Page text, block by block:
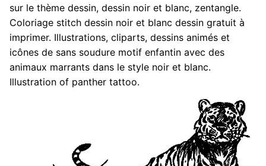
sur le thème dessin, dessin noir et blanc, zentangle.
Coloriage stitch dessin noir et blanc dessin gratuit à
imprimer. Illustrations, cliparts, dessins animés et
icônes de sans soudure motif enfantin avec des
animaux marrants dans le style noir et blanc.
Illustration of panther tattoo.